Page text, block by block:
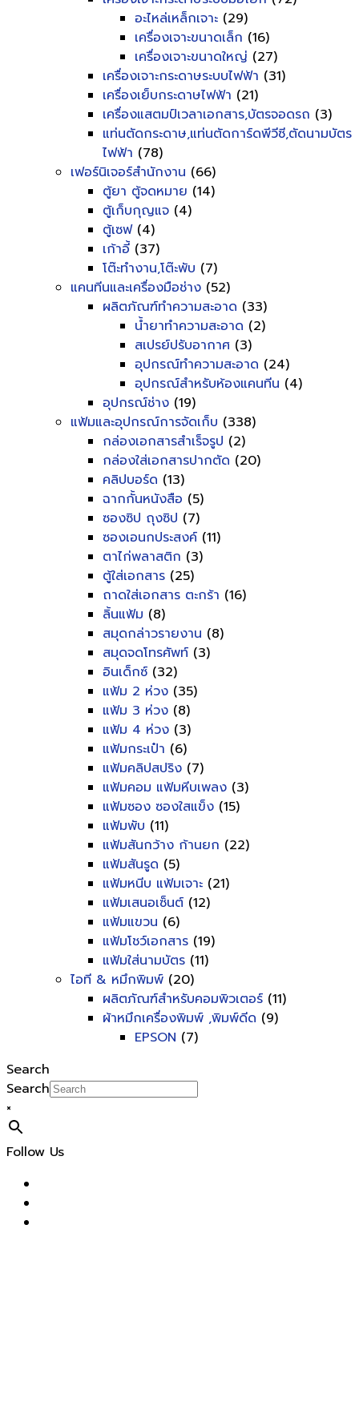
อะไหล่เหล็กเจาะ (29)
เครื่องเจาะขนาดเล็ก (16)
เครื่องเจาะขนาดใหญ่ (27)
เครื่องเจาะกระดาษระบบไฟฟ้า (31)
เครื่องเย็บกระดาษไฟฟ้า (21)
เครื่องแสตมป์เวลาเอกสาร,บัตรจอดรถ (3)
แท่นตัดกระดาษ,แท่นตัดการ์ดพีวีซี,ตัดนามบัตร
ไฟฟ้า (78)
เฟอร์นิเจอร์สำนักงาน (66)
ตู้ยา ตู้จดหมาย (14)
ตู้เก็บกุญแจ (4)
ตู้เซฟ(4)
เก้าอี้ (37)
โต๊ะทำงาน,โต๊ะพับ (7)
แคนทีนและเครื่องมือช่าง (52)
ผลิตภัณฑ์ทำความสะอาด (33)
น้ำยาทำความสะอาด (2)
สเปรย์ปรับอากาศ (3)
อุปกรณ์ทำความสะอาด (24)
อุปกรณ์สำหรับห้องแคนทีน (4)
อุปกรณ์ช่าง (19)
แฟ้มและอุปกรณ์การจัดเก็บ (338)
กล่องเอกสารสำเร็จรูป (2)
กล่องใส่เอกสารปากตัด (20)
คลิปบอร์ด (13)
ฉากกั้นหนังสือ (5)
ซองซิป ถุงซิป (7)
ซองเอนกประสงค์ (11)
ตาไก่พลาสติก (3)
ตู้ใส่เอกสาร (25)
ถาดใส่เอกสาร ตะกร้า (16)
ลิ้นแฟ้ม (8)
สมุดกล่าวรายงาน (8)
สมุดจดโทรศัพท์ (3)
อินเด็กซ์ (32)
แฟ้ม 2 ห่วง (35)
แฟ้ม 3 ห่วง (8)
แฟ้ม 4 ห่วง (3)
แฟ้มกระเป๋า (6)
แฟ้มคลิปสปริง (7)
แฟ้มคอม แฟ้มหีบเพลง (3)
แฟ้มซอง ซองใสแข็ง (15)
แฟ้มพับ (11)
แฟ้มสันกว้าง ก้านยก (22)
แฟ้มสันรูด (5)
แฟ้มหนีบ แฟ้มเจาะ (21)
แฟ้มเสนอเซ็นต์ (12)
แฟ้มแขวน (6)
แฟ้มโชว์เอกสาร (19)
แฟ้มใส่นามบัตร (11)
ไอที & หมึกพิมพ์ (20)
ผลิตภัณฑ์สำหรับคอมพิวเตอร์ (11)
ผ้าหมึกเครื่องพิมพ์ ,พิมพ์ดีด (9)
EPSON (7)
Search
Search
×
Follow Us